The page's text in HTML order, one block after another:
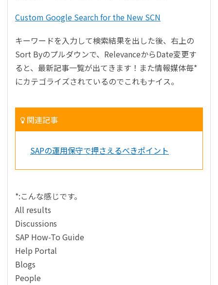
Custom Google Search for the New SCN
キーワードを入力して検索結果を出した後、右上の
Sort Byのプルダウンで、RelevanceからDate変更す
ると、最新記事一覧が出てきます！また情報媒体毎*
にカテゴライズされているのでこれもナイス。
関連記事
SAPの運用保守で押さえるべきポイント
*:こんな感じです。
All results
Discussions
SAP How-To Guide
Help Portal
Blogs
People